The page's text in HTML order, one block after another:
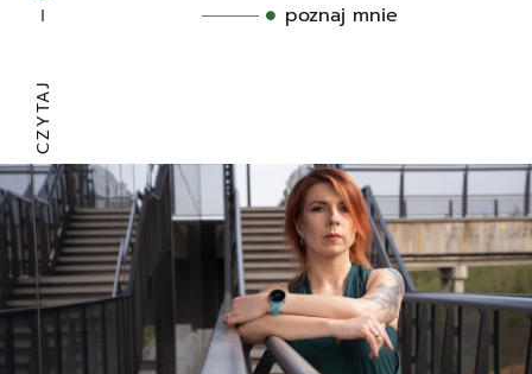
CZYTAJ
poznaj mnie